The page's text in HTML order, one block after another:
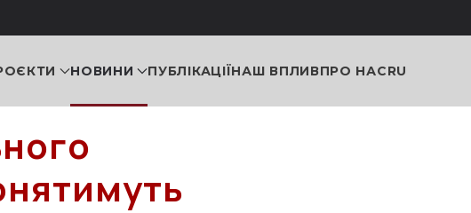
НОВИНИ ПУБЛІКАЦІЇНАШ ВПЛИВПРО НАСRU